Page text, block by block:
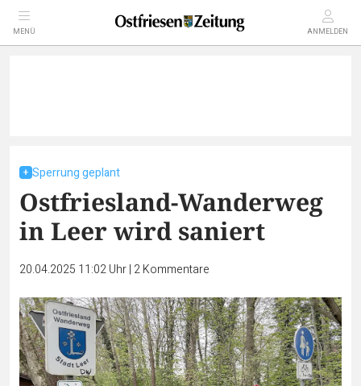
MENÜ ANMELDEN
Sperrung geplant
Ostfriesland-Wanderweg
in Leer wird saniert
20.04.2025 11:02 Uhr| 2Kommentare